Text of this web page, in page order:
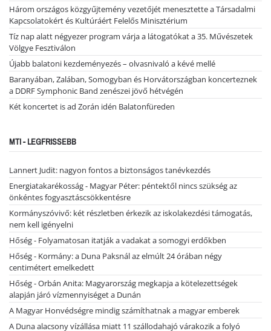
Három országos közgyűjtemény vezetőjét menesztette a Társadalmi
Kapcsolatokért és Kultúráért Felelős Minisztérium
Tíz nap alatt négyezer program várja a látogatókat a 35. Művészetek
Völgye Fesztiválon
Újabb balatoni kezdeményezés – olvasnivaló a kévé mellé
Baranyában, Zalában, Somogyban és Horvátországban koncerteznek
a DDRF Symphonic Band zenészei jövő hétvégén
Két koncertet is ad Zorán idén Balatonfüreden
MTI - LEGFRISSEBB
Lannert Judit: nagyon fontos a biztonságos tanévkezdés
Energiatakarékosság - Magyar Péter: péntektől nincs szükség az
önkéntes fogyasztáscsökkentésre
Kormányszóvivő: két részletben érkezik az iskolakezdési támogatás,
nem kell igényelni
Hőség - Folyamatosan itatják a vadakat a somogyi erdőkben
Hőség - Kormány: a Duna Paksnál az elmúlt 24 órában négy
centimétert emelkedett
Hőség - Orbán Anita: Magyarország megkapja a kötelezettségek
alapján járó vízmennyiséget a Dunán
A Magyar Honvédségre mindig számíthatnak a magyar emberek
A Duna alacsony vízállása miatt 11 szállodahajó várakozik a folyó